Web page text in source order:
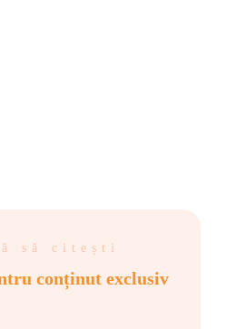
să citești
conținut exclusiv